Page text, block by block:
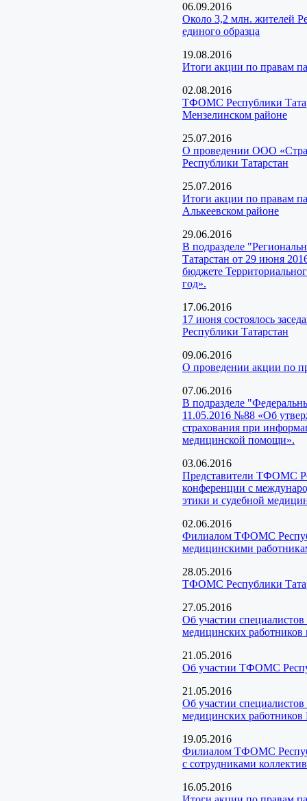
06.09.2016
Около 3,2 млн. жителей
единого образца
19.08.2016
Итоги акции по правам
02.08.2016
ТФОМС Республики
Мензелинском районе
25.07.2016
О проведении ООО
Республики Татарстан
25.07.2016
Итоги акции по правам
Алькеевском районе
29.06.2016
В подразделе
Татарстан от 29 июня
бюджете
год».
17.06.2016
17 июня состоялось
Республики Татарстан
09.06.2016
О проведении акции по
07.06.2016
В подразделе
11.05.2016 №88 «Об
страхования при
медицинской помощи».
03.06.2016
Представители ТФОМС
конференции с
этики и судебной
02.06.2016
Филиалом ТФОМС
медицинскими
28.05.2016
ТФОМС Республики
27.05.2016
Об участии
медицинских работников
21.05.2016
Об участии ТФОМС
21.05.2016
Об участии
медицинских
19.05.2016
Филиалом ТФОМС
с сотрудниками
16.05.2016